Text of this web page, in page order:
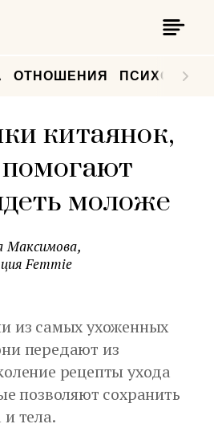
ОТНОШЕНИЯ
китаянок,
моложе
Максимова,
Femmie
из самых ухоженных
передают из
рецепты ухода
позволяют сохранить
тела.